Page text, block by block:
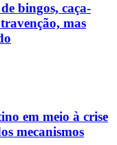
bingos, caça-
mas
em meio à crise
mecanismos